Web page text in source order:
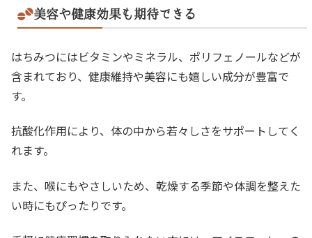
美容や健康効果も期待できる
はちみつにはビタミンやミネラル、ポリフェノールなどが
含まれており、健康維持や美容にも嬉しい成分が豊富で
す。
抗酸化作用により、体の中から若々しさをサポートしてく
れます。
また、喉にもやさしいため、乾燥する季節や体調を整えた
い時にもぴったりです。